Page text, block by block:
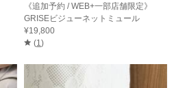
《追加予約 / WEB+一部店舗限定》
GRISEビジューネットミュール
¥19,800
(1)